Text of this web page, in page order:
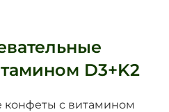
D3+K2
конфеты с витамином